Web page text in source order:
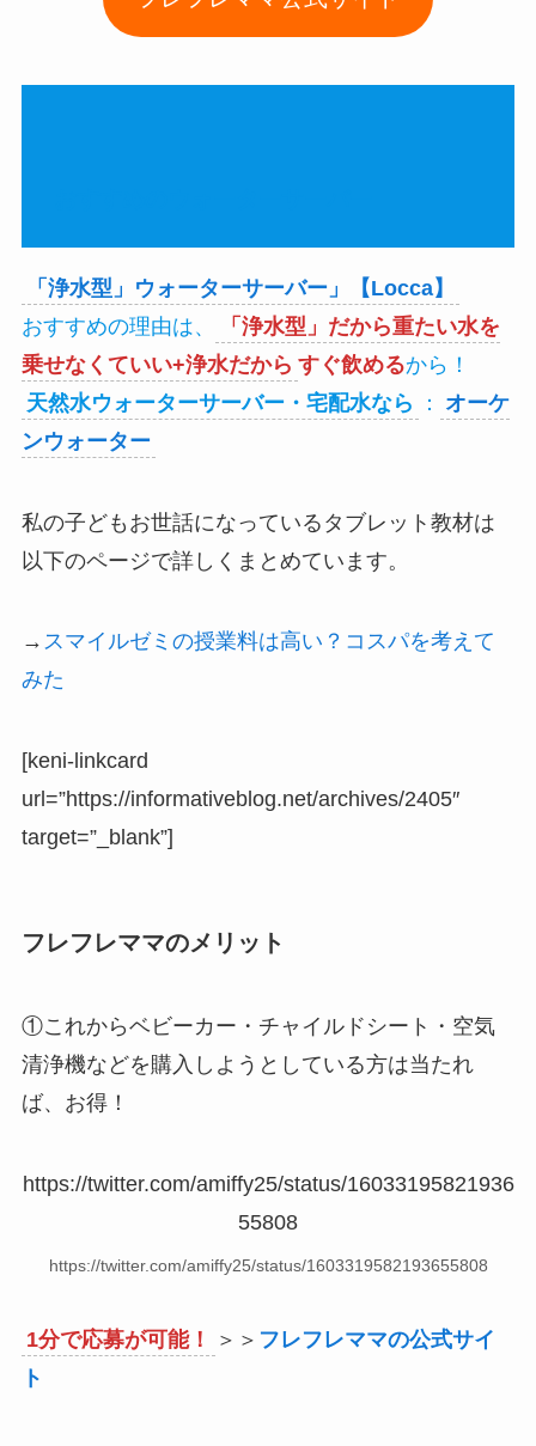
「浄水型」ウォーターサーバー」【Locca】
おすすめの理由は、
「浄水型」だから重たい水を
乗せなくていい+浄水だから すぐ飲めるから！
天然水ウォーターサーバー・宅配水なら
：
オーケ
ンウォーター
私の子どもお世話になっているタブレット教材は
以下のページで詳しくまとめています。
→ スマイルゼミの授業料は高い？コスパを考えて
みた
[keni-linkcard
url=”https://informativeblog.net/archives/2405″
target=”_blank”]
フレフレママのメリット
①これからベビーカー・チャイルドシート・空気
清浄機などを購入しようとしている方は当たれ
ば、お得！
https://twitter.com/amiffy25/status/16033195821936
55808
https://twitter.com/amiffy25/status/1603319582193655808
1分で応募が可能！ ＞＞ フレフレママの公式サイ
ト